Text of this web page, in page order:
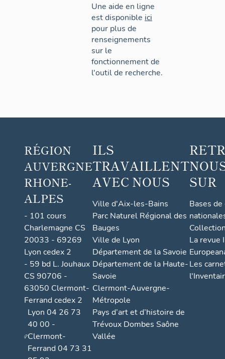
Une aide en ligne
est disponible ici
pour plus de
renseignements
sur le
fonctionnement de
l'outil de recherche.
RÉGION
AUVERGNE
RHONE-
ALPES
- 101 cours
Charlemagne CS
20033 - 69269
Lyon cedex 2
- 59 bd L. Jouhaux
CS 90706 -
63050 Clermont-
Ferrand cedex 2
Lyon 04 26 73
40 00 -
Clermont-
Ferrand 04 73 31
ILS
TRAVAILLENT
AVEC NOUS
Ville d'Aix-les-Bains
Parc Naturel Régional des
Bauges
Ville de Lyon
Département de la Savoie
Département de la Haute-
Savoie
Clermont-Auvergne-
Métropole
Pays d’art et d’histoire de
Trévoux Dombes Saône
Vallée
SUR
Bases
La revue
Les